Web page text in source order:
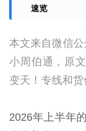
速览
本文来自微信公
小周伯通，原
变天！专线和货
2026年上半年